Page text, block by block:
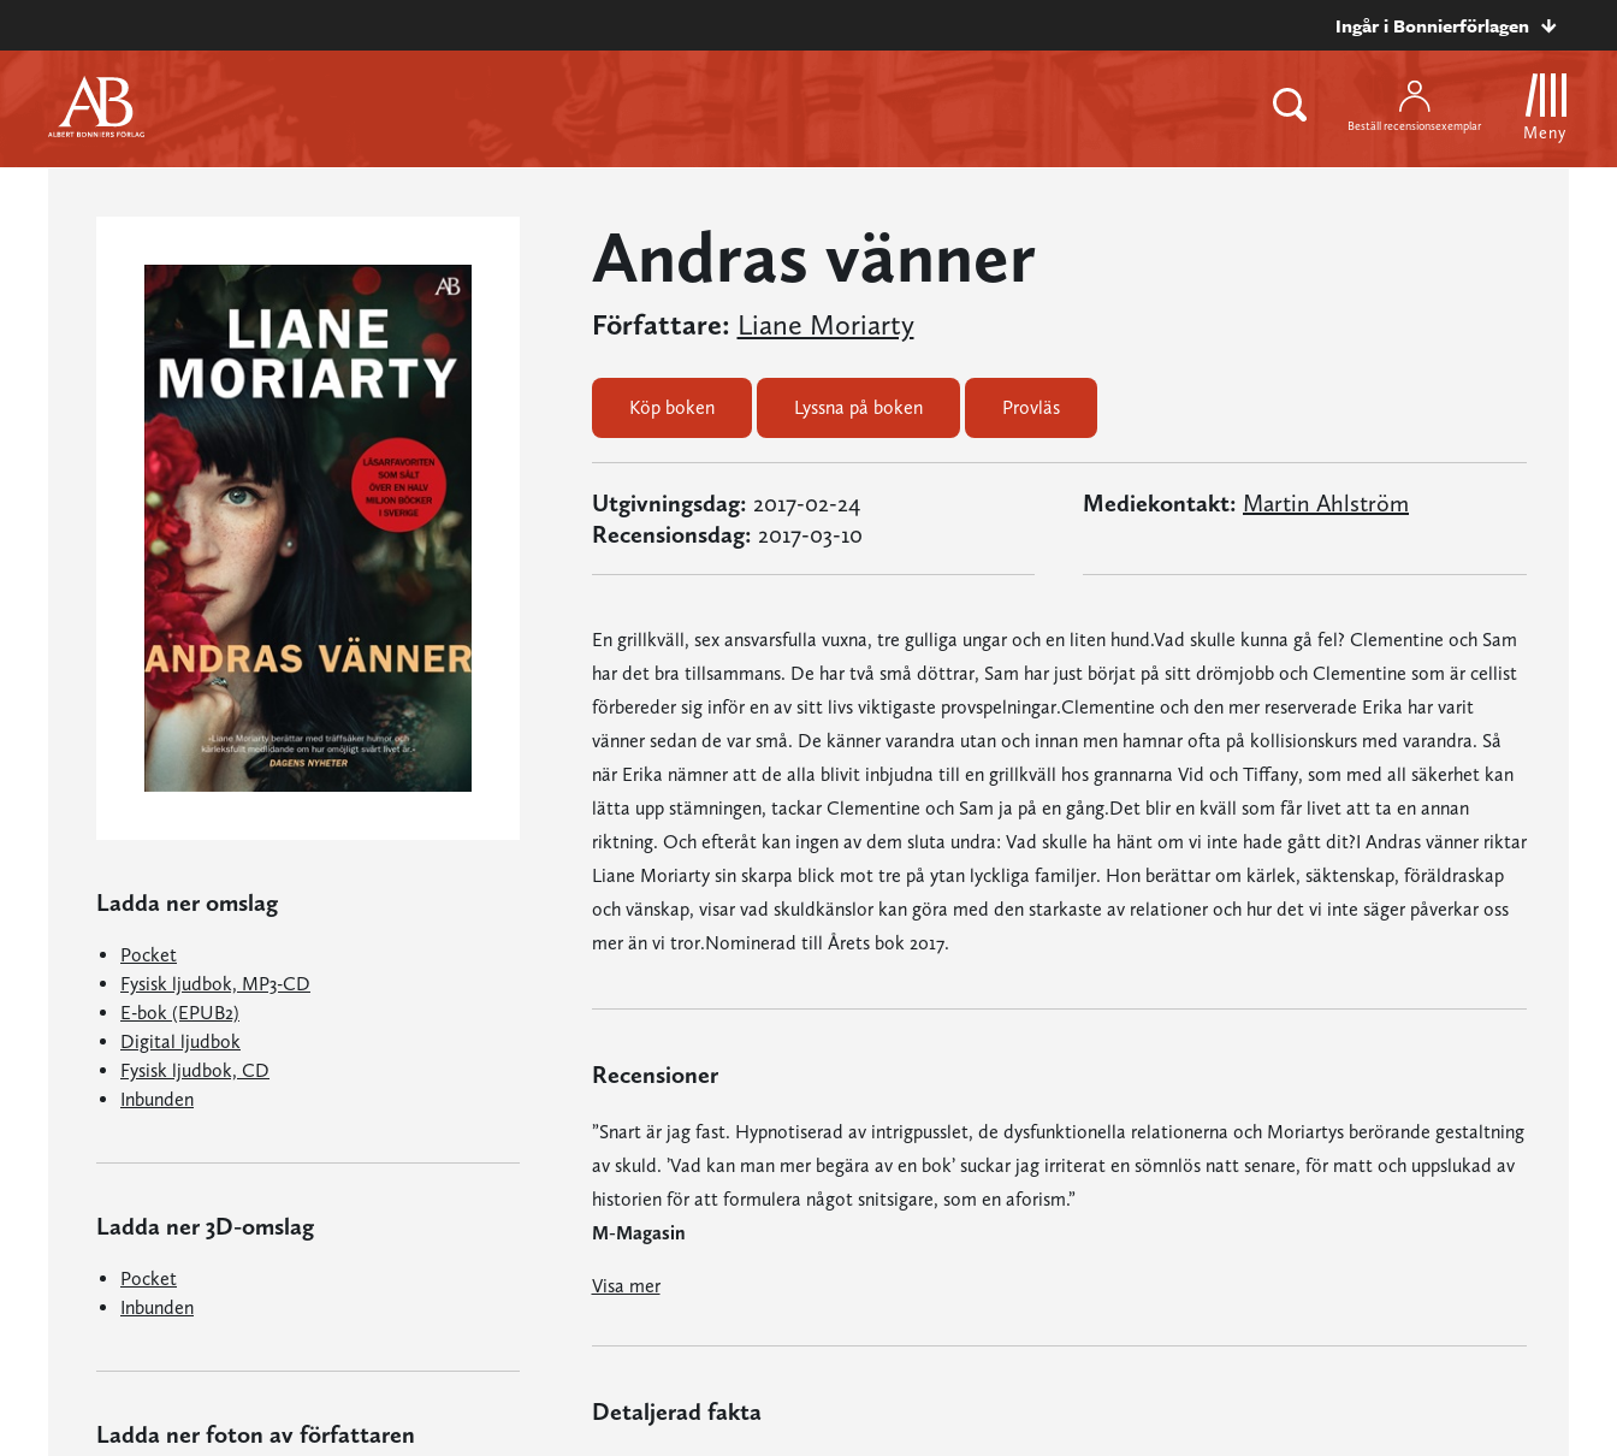
Ingår i Bonnierförlagen
Beställ recensionsexemplar Meny
Ladda ner omslag
Pocket
Fysisk ljudbok, MP3-CD
E-bok (EPUB2)
Digital ljudbok
Fysisk ljudbok, CD
Inbunden
Ladda ner 3D-omslag
Pocket
Inbunden
Ladda ner foton av författaren
Andras vänner
Författare: Liane Moriarty
Köp boken Lyssna på boken Provläs
Utgivningsdag: 2017-02-24
Recensionsdag: 2017-03-10
Mediekontakt: Martin Ahlström
En grillkväll, sex ansvarsfulla vuxna, tre gulliga ungar och en liten hund.Vad skulle kunna gå fel? Clementine och Sam
har det bra tillsammans. De har två små döttrar, Sam har just börjat på sitt drömjobb och Clementine som är cellist
förbereder sig inför en av sitt livs viktigaste provspelningar.Clementine och den mer reserverade Erika har varit
vänner sedan de var små. De känner varandra utan och innan men hamnar ofta på kollisionskurs med varandra. Så
när Erika nämner att de alla blivit inbjudna till en grillkväll hos grannarna Vid och Tiffany, som med all säkerhet kan
lätta upp stämningen, tackar Clementine och Sam ja på en gång.Det blir en kväll som får livet att ta en annan
riktning. Och efteråt kan ingen av dem sluta undra: Vad skulle ha hänt om vi inte hade gått dit?I Andras vänner riktar
Liane Moriarty sin skarpa blick mot tre på ytan lyckliga familjer. Hon berättar om kärlek, säktenskap, föräldraskap
och vänskap, visar vad skuldkänslor kan göra med den starkaste av relationer och hur det vi inte säger påverkar oss
mer än vi tror.Nominerad till Årets bok 2017.
Recensioner
”Snart är jag fast. Hypnotiserad av intrigpusslet, de dysfunktionella relationerna och Moriartys berörande gestaltning
av skuld. ’Vad kan man mer begära av en bok’ suckar jag irriterat en sömnlös natt senare, för matt och uppslukad av
historien för att formulera något snitsigare, som en aforism.”
M-Magasin
Visa mer
Detaljerad fakta